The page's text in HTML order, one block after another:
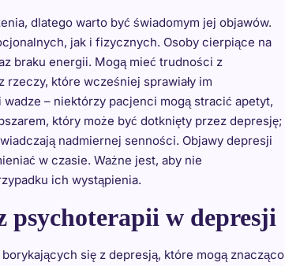
dlatego warto być świadomym jej objawów.
jak i fizycznych. Osoby cierpiące na
braku energii. Mogą mieć trudności z
które wcześniej sprawiały im
– niektórzy pacjenci mogą stracić apetyt,
który może być dotknięty przez depresję;
nadmiernej senności. Objawy depresji
w czasie. Ważne jest, aby nie
ich wystąpienia.
psychoterapii w depresji
się z depresją, które mogą znacząco